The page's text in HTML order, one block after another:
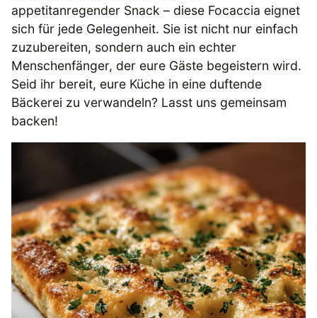
appetitanregender Snack – diese Focaccia eignet
sich für jede Gelegenheit. Sie ist nicht nur einfach
zuzubereiten, sondern auch ein echter
Menschenfänger, der eure Gäste begeistern wird.
Seid ihr bereit, eure Küche in eine duftende
Bäckerei zu verwandeln? Lasst uns gemeinsam
backen!